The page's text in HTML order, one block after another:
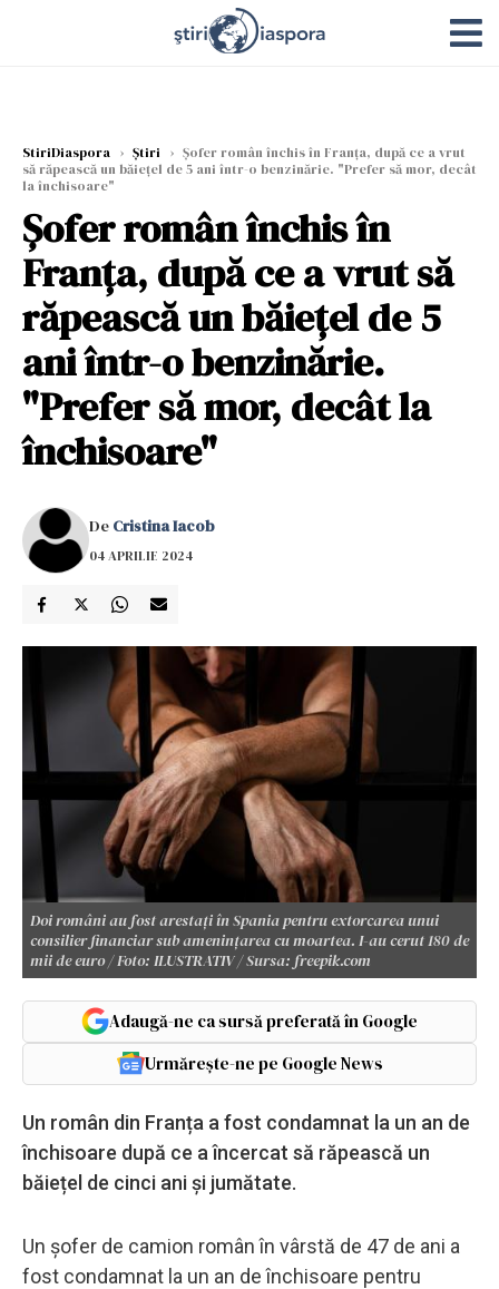
StiriDiaspora › Știri › Șofer român închis în Franța, după ce a vrut
să răpească un băiețel de 5 ani într-o benzinărie. "Prefer să mor, decât
la închisoare"
Șofer român închis în
Franța, după ce a vrut să
răpească un băiețel de 5
ani într-o benzinărie.
"Prefer să mor, decât la
închisoare"
De Cristina Iacob
04 APRILIE 2024
Doi români au fost arestați în Spania pentru extorcarea unui
consilier financiar sub amenințarea cu moartea. I-au cerut 180 de
mii de euro / Foto: ILUSTRATIV / Sursa: freepik.com
Adaugă-ne ca sursă preferată în Google
Urmărește-ne pe Google News
Un român din Franța a fost condamnat la un an de
închisoare după ce a încercat să răpească un
băiețel de cinci ani și jumătate.
Un șofer de camion român în vârstă de 47 de ani a
fost condamnat la un an de închisoare pentru